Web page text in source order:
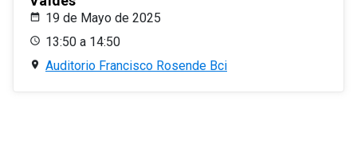
19 de Mayo de 2025
13:50 a 14:50
Auditorio Francisco Rosende Bci